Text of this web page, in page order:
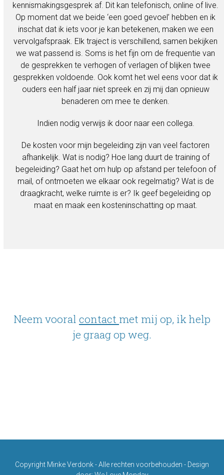
kennismakingsgesprek af. Dit kan telefonisch, online of live.
Op moment dat we beide ‘een goed gevoel’ hebben en ik
inschat dat ik iets voor je kan betekenen, maken we een
vervolgafspraak. Elk traject is verschillend, samen bekijken
we wat passend is. Soms is het fijn om de frequentie van
de gesprekken te verhogen of verlagen of blijken twee
gesprekken voldoende. Ook komt het wel eens voor dat ik
ouders een half jaar niet spreek en zij mij dan opnieuw
benaderen om mee te denken.
Indien nodig verwijs ik door naar een collega.
De kosten voor mijn begeleiding zijn van veel factoren
afhankelijk. Wat is nodig? Hoe lang duurt de training of
begeleiding? Gaat het om hulp op afstand per telefoon of
mail, of ontmoeten we elkaar ook regelmatig? Wat is de
draagkracht, welke ruimte is er? Ik geef begeleiding op
maat en maak een kosteninschatting op maat.
Neem vooral contact met mij op, ik help
je graag op weg.
Copyright Minke Verdonk- Alle rechten voorbehouden - Design